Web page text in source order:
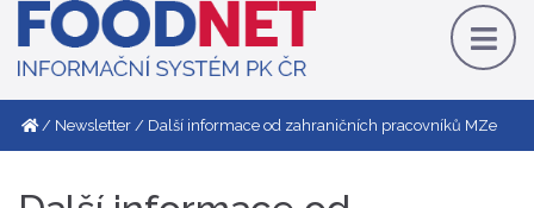
Newsletter Další informace od zahraničních pracovníků MZe